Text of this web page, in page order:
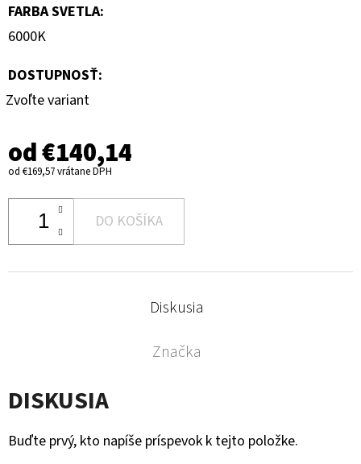
FARBA SVETLA:
6000K
DOSTUPNOSŤ:
Zvoľte variant
od€140,14
od €169,57vrátane DPH
DO KOŠÍKA
Diskusia
Značka
DISKUSIA
Buďte prvý, kto napíše príspevok k tejto položke.